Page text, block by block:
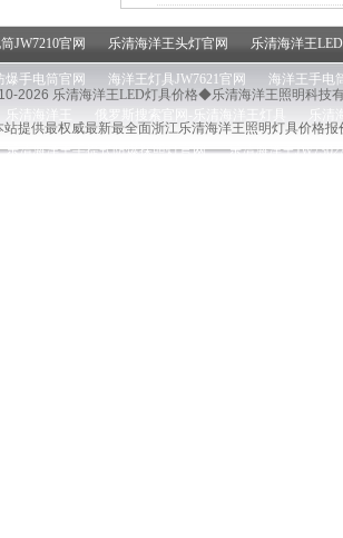
JW7210官网 乐清海洋王头灯官网 乐清海洋王
爆手电筒官网 海洋王灯具JW7621官网 海洋王手电
乐清海洋王 俄罗斯搜索官网-乐清海洋王灯具 乐清
乐清海洋王手提式防爆探照灯官网 乐清海洋王
2026 乐清海洋王LED灯具价格◆乐清海洋王照明科技
站提供最权威最新最全面浙江乐清海洋王照明灯具价格